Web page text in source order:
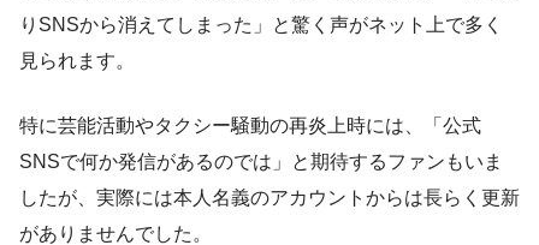
りSNSから消えてしまった」と驚く声がネット上で多く
見られます。
特に芸能活動やタクシー騒動の再炎上時には、「公式
SNSで何か発信があるのでは」と期待するファンもいま
したが、実際には本人名義のアカウントからは長らく更新
がありませんでした。